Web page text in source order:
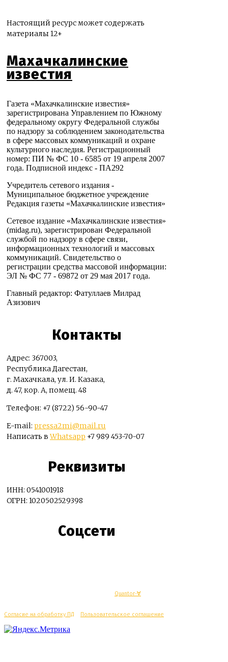
Настоящий ресурс может содержать
материалы 12+
Махачкалинские
известия
Газета «Махачкалинские известия»
зарегистрирована Управлением по Южному
федеральному округу Федеральной службы
по надзору за соблюдением законодательства
в сфере массовых коммуникаций и охране
культурного наследия. Регистрационный
номер: ПИ № ФС 10 - 6585 от 19 апреля 2007
года. Подписной индекс - ПА292
Учредитель сетевого издания -
Муниципальное бюджетное учреждение
Редакция газеты «Махачкалинские известия»
Сетевое издание «Махачкалинские известия»
(midag.ru), зарегистрирован Федеральной
службой по надзору в сфере связи,
информационных технологий и массовых
коммуникаций. Свидетельство о
регистрации средства массовой информации:
ЭЛ № ФС 77 - 69872 от 29 мая 2017 года.
Главный редактор: Фатуллаев Милрад
Азизович
Контакты
Адрес: 367003,
Республика Дагестан,
г. Махачкала, ул. И. Казака,
д. 47, кор. А, помещ. 48
Телефон: +7 (8722) 56-90-47
E-mail: pressa2mi@mail.ru
Написать вWhatsapp +7 989 453-70-07
Реквизиты
ИНН: 0541001918
ОГРН: 1020502529398
Соцсети
Quantor-∀
Согласие на обработку ПД Пользовательское соглашение